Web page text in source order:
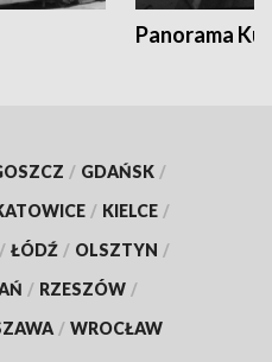
Panorama
/ GDAŃSK /
/ KIELCE /
/ ŁÓDŹ / OLSZTYN /
/ RZESZÓW /
/ WROCŁAW